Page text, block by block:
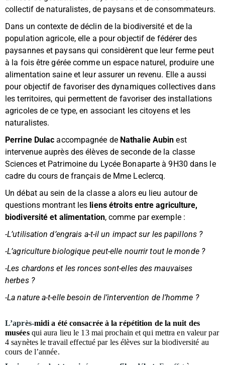
collectif de naturalistes, de paysans et de consommateurs.
Dans un contexte de déclin de la biodiversité et de la
population agricole, elle a pour objectif de fédérer des
paysannes et paysans qui considèrent que leur ferme peut
à la fois être gérée comme un espace naturel, produire une
alimentation saine et leur assurer un revenu. Elle a aussi
pour objectif de favoriser des dynamiques collectives dans
les territoires, qui permettent de favoriser des installations
agricoles de ce type, en associant les citoyens et les
naturalistes.
Perrine Dulac accompagnée deNathalie Aubin est
intervenue auprès des élèves de seconde de la classe
Sciences et Patrimoine du Lycée Bonaparte à 9H30 dans le
cadre du cours de français de Mme Leclercq.
Un débat au sein de la classe a alors eu lieu autour de
questions montrant les liens étroits entre agriculture,
biodiversité et alimentation, comme par exemple :
-L’utilisation d’engrais a-t-il un impact sur les papillons ?
-L’agriculture biologique peut-elle nourrir tout le monde ?
-Les chardons et les ronces sont-elles des mauvaises
herbes ?
-La nature a-t-elle besoin de l’intervention de l’homme ?
L’après-midi a été consacrée à la répétition de la nuit des
muséesqui aura lieu le 13 mai prochain et qui mettra en valeur par
4 saynètes le travail effectué par les élèves sur la biodiversité au
cours de l’année.